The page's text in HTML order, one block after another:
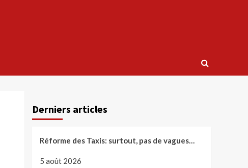
Derniers articles
Réforme des Taxis: surtout, pas de vagues…
5 août 2026